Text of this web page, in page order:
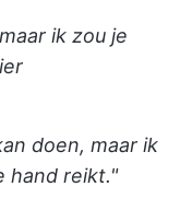
ik zou je
doen, maar ik
hand reikt."